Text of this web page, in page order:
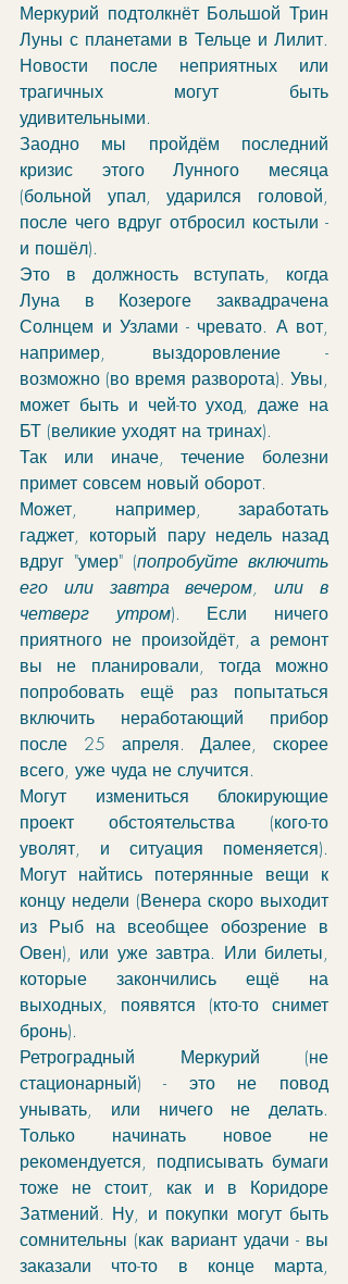
Меркурий подтолкнёт Большой Трин
Луны с планетами в Тельце и Лилит.
Новости после неприятных или
трагичных могут быть
удивительными.
Заодно мы пройдём последний
кризис этого Лунного месяца
(больной упал, ударился головой,
после чего вдруг отбросил костыли -
и пошёл).
Это в должность вступать, когда
Луна в Козероге заквадрачена
Солнцем и Узлами - чревато. А вот,
например, выздоровление -
возможно (во время разворота). Увы,
может быть и чей-то уход, даже на
БТ (великие уходят на тринах).
Так или иначе, течение болезни
примет совсем новый оборот.
Может, например, заработать
гаджет, который пару недель назад
вдруг "умер" (попробуйте включить
его или завтра вечером, или в
четверг утром). Если ничего
приятного не произойдёт, а ремонт
вы не планировали, тогда можно
попробовать ещё раз попытаться
включить неработающий прибор
после 25 апреля. Далее, скорее
всего, уже чуда не случится.
Могут измениться блокирующие
проект обстоятельства (кого-то
уволят, и ситуация поменяется).
Могут найтись потерянные вещи к
концу недели (Венера скоро выходит
из Рыб на всеобщее обозрение в
Овен), или уже завтра. Или билеты,
которые закончились ещё на
выходных, появятся (кто-то снимет
бронь).
Ретроградный Меркурий (не
стационарный) - это не повод
унывать, или ничего не делать.
Только начинать новое не
рекомендуется, подписывать бумаги
тоже не стоит, как и в Коридоре
Затмений. Ну, и покупки могут быть
сомнительны (как вариант удачи - вы
заказали что-то в конце марта,